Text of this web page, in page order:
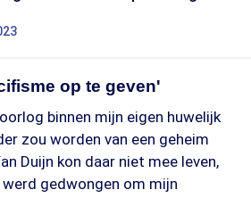
op te geven'
binnen mijn eigen huwelijk
zou worden van een geheim
Duijn kon daar niet mee leven,
gedwongen om mijn